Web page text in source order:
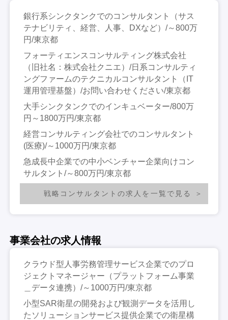
銀行系シンクタンクでのコンサルタント（サス
テナビリティ、経営、人事、DXなど）/～800万
円/東京都
フォーティエンスコンサルティング株式会社
（旧社名：株式会社クニエ）/日系コンサルティ
ングファームのテクニカルコンサルタント（IT
運用管理基盤）/お問い合わせください/東京都
大手シンクタンクでのインキュベーター/800万
円～1800万円/東京都
経営コンサルティング会社でのコンサルタント
(医療)/～1000万円/東京都
急成長中企業での中小ベンチャー企業向けコン
サルタント/～800万円/東京都
戦略コンサルタントの求人を一覧で見る
事業会社の求人情報
クラウド型人事労務管理サービス企業でのプロ
ジェクトマネージャー（プラットフォーム事業
＿データ連携）/～1000万円/東京都
小型SAR衛星の開発および観測データを活用し
たソリューションサービス提供企業での衛星構